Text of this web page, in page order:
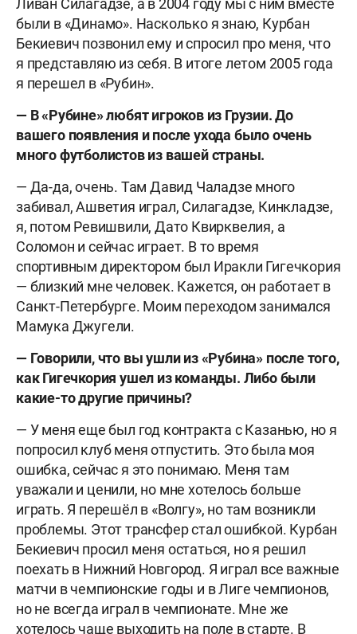
Ливан Силагадзе, а в 2004 году мы с ним вместе
были в «Динамо». Насколько я знаю, Курбан
Бекиевич позвонил ему и спросил про меня, что
я представляю из себя. В итоге летом 2005 года
я перешел в «Рубин».
— В «Рубине» любят игроков из Грузии. До
вашего появления и после ухода было очень
много футболистов из вашей страны.
— Да-да, очень. Там Давид Чаладзе много
забивал, Ашветия играл, Силагадзе, Кинкладзе,
я, потом Ревишвили, Дато Квирквелия, а
Соломон и сейчас играет. В то время
спортивным директором был Иракли Гигечкория
— близкий мне человек. Кажется, он работает в
Санкт-Петербурге. Моим переходом занимался
Мамука Джугели.
— Говорили, что вы ушли из «Рубина» после того,
как Гигечкория ушел из команды. Либо были
какие-то другие причины?
— У меня еще был год контракта с Казанью, но я
попросил клуб меня отпустить. Это была моя
ошибка, сейчас я это понимаю. Меня там
уважали и ценили, но мне хотелось больше
играть. Я перешёл в «Волгу», но там возникли
проблемы. Этот трансфер стал ошибкой. Курбан
Бекиевич просил меня остаться, но я решил
поехать в Нижний Новгород. Я играл все важные
матчи в чемпионские годы и в Лиге чемпионов,
но не всегда играл в чемпионате. Мне же
хотелось чаще выходить на поле в старте. В